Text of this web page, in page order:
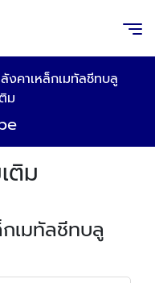
งคาเหล็กเมทัลชีทบลู
ม
ติม
เมทัลชีทบลู